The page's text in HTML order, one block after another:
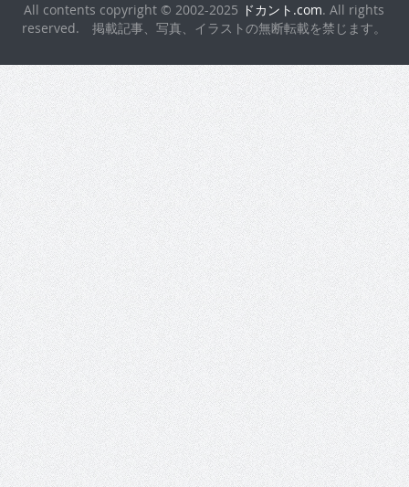
All contents copyright © 2002-2025 ドカント.com. All rights
reserved. 掲載記事、写真、イラストの無断転載を禁じます。